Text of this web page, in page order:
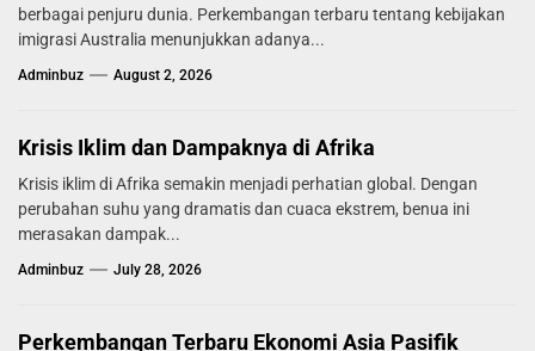
berbagai penjuru dunia. Perkembangan terbaru tentang kebijakan
imigrasi Australia menunjukkan adanya...
Adminbuz August 2, 2026
Krisis Iklim dan Dampaknya di Afrika
Krisis iklim di Afrika semakin menjadi perhatian global. Dengan
perubahan suhu yang dramatis dan cuaca ekstrem, benua ini
merasakan dampak...
Adminbuz July 28, 2026
Perkembangan Terbaru Ekonomi Asia Pasifik